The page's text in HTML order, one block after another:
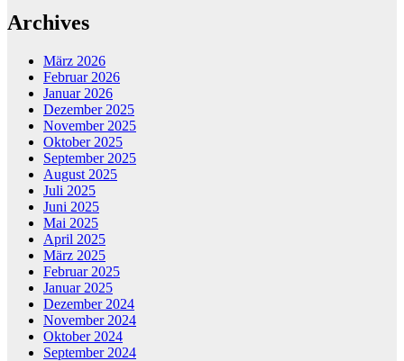
Archives
März 2026
Februar 2026
Januar 2026
Dezember 2025
November 2025
Oktober 2025
September 2025
August 2025
Juli 2025
Juni 2025
Mai 2025
April 2025
März 2025
Februar 2025
Januar 2025
Dezember 2024
November 2024
Oktober 2024
September 2024